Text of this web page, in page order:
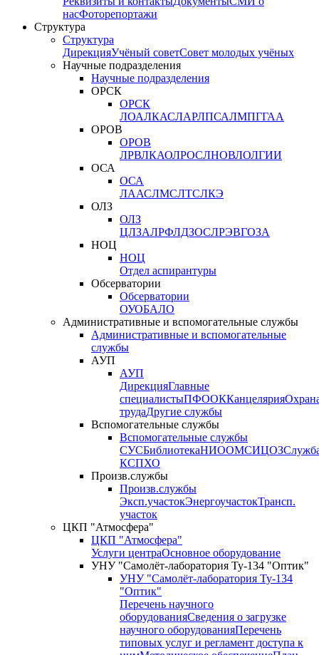
насФоторепортажи
Структура
Структура
ДирекцияУчёный советСовет молодых учёных
Научные подразделения
Научные подразделения
ОРСК
ОРСК
ЛОАЛКАСЛАРЛПСАЛМПГГАА
ОРОВ
ОРОВ
ЛРВЛКАОЛРОСЛНОВЛОЛГИИ
ОСА
ОСА
ЛААСЛМСЛТСЛКЭ
ОЛЗ
ОЛЗ
ЦЛЗАЛРФЛДЗОСЛРЭВГОЗА
НОЦ
НОЦ
Отдел аспирантуры
Обсерватории
Обсерватории
ОУОБАЛО
Административные и вспомогательные службы
Административные и вспомогательные
службы
АУП
АУП
ДирекцияГлавные
специалистыПФООККанцелярия
трудаДругие службы
Вспомогательные службы
Вспомогательные службы
СУСБиблиотекаНИООМСИЦОЗ
КСПХО
Произв.службы
Произв.службы
Эксп.участокЭнергоучастокТрансп.
участок
ЦКП "Атмосфера"
ЦКП "Атмосфера"
Услуги центраОсновное оборудование
УНУ "Самолёт-лаборатория Ту-134 "Оптик"
УНУ "Самолёт-лаборатория Ту-134
"Оптик"
Перечень научного
оборудованияСведения о загрузке
научного оборудованияПеречень
типовых услуг и регламент доступа к